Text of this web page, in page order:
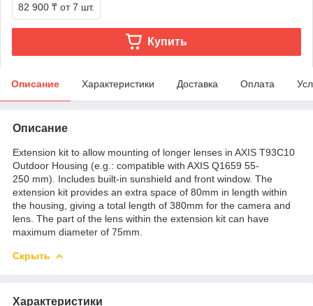
82 900 ₸ от 7 шт.
Купить
Описание Характеристики Доставка Оплата
Описание
Extension kit to allow mounting of longer lenses in AXIS T93C10
Outdoor Housing (e.g.: compatible with AXIS Q1659 55-
250 mm). Includes built-in sunshield and front window. The
extension kit provides an extra space of 80mm in length within
the housing, giving a total length of 380mm for the camera and
lens. The part of the lens within the extension kit can have
maximum diameter of 75mm.
Скрыть
Характеристики